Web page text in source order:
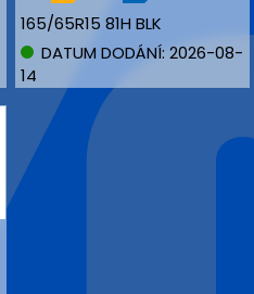
165/65R15 81H BLK
DATUM DODÁNÍ: 2026-08-
14